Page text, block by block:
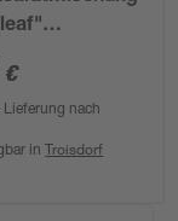
€
Lieferung nach
in Troisdorf